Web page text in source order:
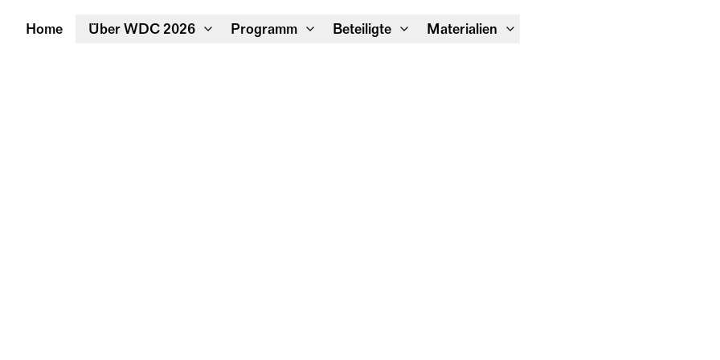
Home Über WDC 2026 Programm Beteiligte Materialien